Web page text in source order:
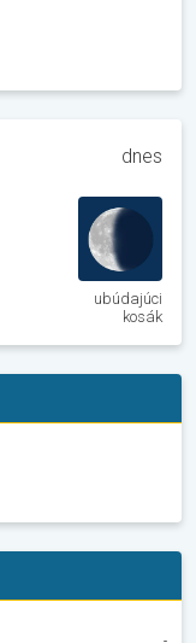
dnes
ubúdajúci
kosák